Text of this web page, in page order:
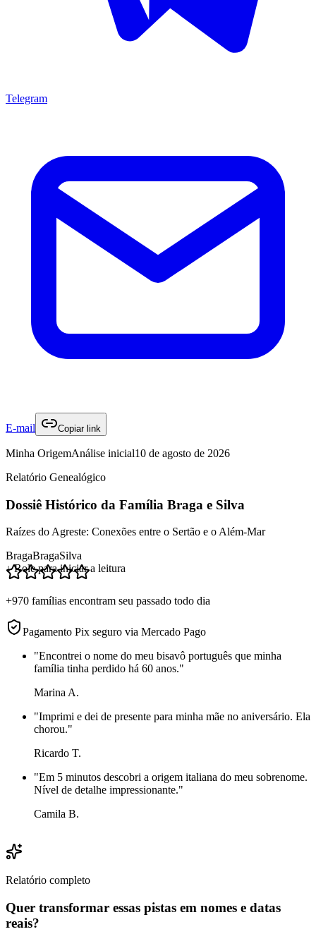
Telegram
E-mail Copiar link
Minha OrigemAnálise inicial10 de agosto de 2026
Relatório Genealógico
Dossiê Histórico da Família Braga e Silva
Raízes do Agreste: Conexões entre o Sertão e o Além-Mar
BragaBragaSilva
↓ Role para iniciar a leitura
+970 famílias encontram seu passado todo dia
Pagamento Pix seguro via Mercado Pago
"Encontrei o nome do meu bisavô português que minha
família tinha perdido há 60 anos."
Marina A.
"Imprimi e dei de presente para minha mãe no aniversário. Ela
chorou."
Ricardo T.
"Em 5 minutos descobri a origem italiana do meu sobrenome.
Nível de detalhe impressionante."
Camila B.
Relatório completo
Quer transformar essas pistas em nomes e datas
reais?